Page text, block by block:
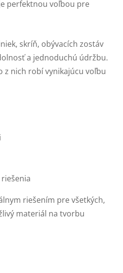
perfektnou voľbou pre
skríň, obývacích zostáv
a jednoduchú údržbu.
z nich robí vynikajúcu voľbu
riešením pre všetkých,
materiál na tvorbu